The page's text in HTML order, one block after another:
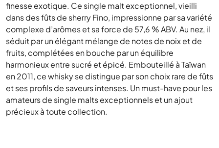
finesse exotique. Ce single malt exceptionnel, vieilli
dans des fûts de sherry Fino, impressionne par sa variété
complexe d’arômes et sa force de 57,6 % ABV. Au nez, il
séduit par un élégant mélange de notes de noix et de
fruits, complétées en bouche par un équilibre
harmonieux entre sucré et épicé. Embouteillé à Taïwan
en 2011, ce whisky se distingue par son choix rare de fûts
et ses profils de saveurs intenses. Un must-have pour les
amateurs de single malts exceptionnels et un ajout
précieux à toute collection.